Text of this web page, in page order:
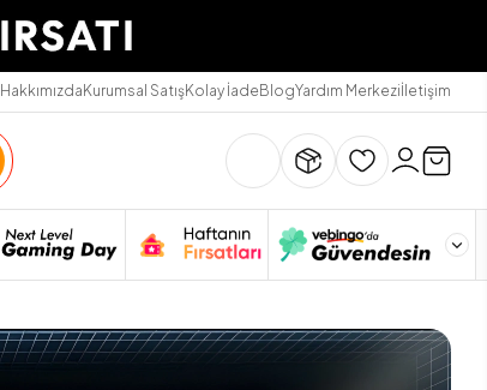
HakkımızdaKurumsal SatışKolay İadeBlogYardım Merkeziİletişim